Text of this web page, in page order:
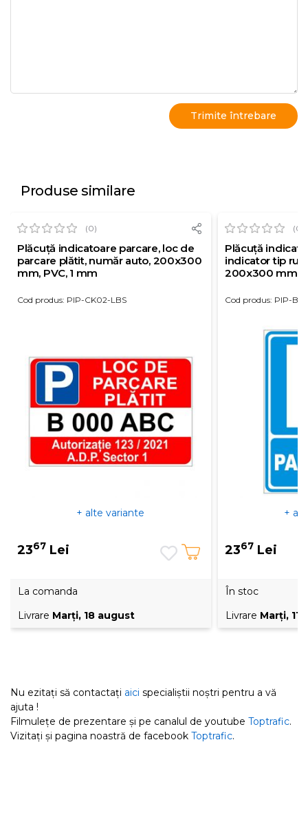
Produse similare
(0)
Plăcuță indicatoare parcare, loc de
parcare plătit, număr auto, 200x300
mm, PVC, 1 mm
Cod produs: PIP-CK02-LBS
+ alte variante
2367 Lei
La comanda
Livrare Marţi, 18 august
(0)
Plăcuță
indicator tip
200x300 mm,
Cod produs: PIP-
+
2367 Lei
În stoc
Livrare Marţi, 11
Nu ezitați să contactați aici specialiștii noștri pentru a vă
ajuta !
Filmulețe de prezentare și pe canalul de youtube Toptrafic.
Vizitați și pagina noastră de facebook Toptrafic.